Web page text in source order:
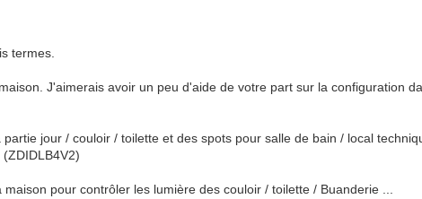
termes.
J'aimerais avoir un peu d'aide de votre part sur la configuration
jour / couloir / toilette et des spots pour salle de bain / local
pour contrôler les lumière des couloir / toilette / Buanderie ...